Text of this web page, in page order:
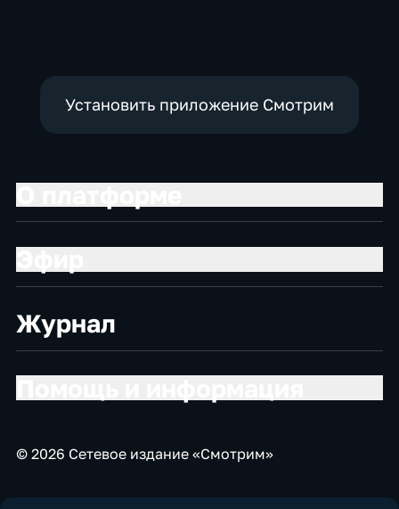
Установить приложение Смотрим
Журнал
© 2026 Сетевое издание «Смотрим»